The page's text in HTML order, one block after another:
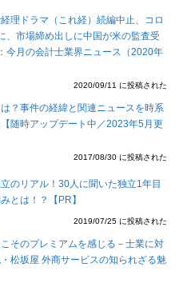
理ドラマ（これ経）続編中止、コロ
、市場締め出しに中国が米の監査受
今月の会計士業界ニュース（2020年
2020/09/11 に投稿された
？事件の経緯と関連ニュースを時系
随時アップデート中／2023年5月更
2017/08/30 に投稿された
のリアル！30人に聞いた独立1年目
とは！？【PR】
2019/07/25 に投稿された
そのプレミアムを感じる－士業に対
松坂屋 外商サービスの知られざる魅